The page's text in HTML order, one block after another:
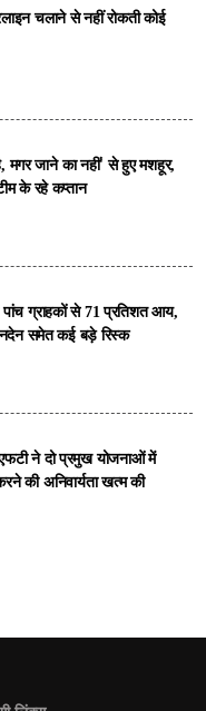
चलाने से नहीं रोकती कोई
मगर जाने का नहीं' से हुए मशहूर,
के रहे कप्तान
ग्राहकों से 71 प्रतिशत आय,
समेत कई बड़े रिस्क
ने दो प्रमुख योजनाओं में
की अनिवार्यता खत्म की